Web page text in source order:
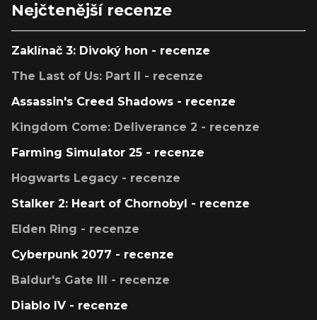
Nejčtenější recenze
Zaklínač 3: Divoký hon - recenze
The Last of Us: Part II - recenze
Assassin's Creed Shadows - recenze
Kingdom Come: Deliverance 2 - recenze
Farming Simulator 25 - recenze
Hogwarts Legacy - recenze
Stalker 2: Heart of Chornobyl - recenze
Elden Ring - recenze
Cyberpunk 2077 - recenze
Baldur's Gate III - recenze
Diablo IV - recenze